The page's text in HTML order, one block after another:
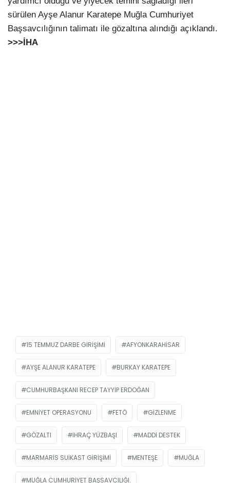
sürülen Ayşe Alanur Karatepe Muğla Cumhuriyet
Başsavcılığının talimatı ile gözaltına alındığı açıklandı.
>>>İHA
15 TEMMUZ DARBE GIRIŞIMI AFYONKARAHISAR
AYŞE ALANUR KARATEPE BURKAY KARATEPE
CUMHURBAŞKANI RECEP TAYYIP ERDOĞAN
EMNIYET OPERASYONU FETÖ GIZLENME
GÖZALTI IHRAÇ YÜZBAŞI MADDI DESTEK
MARMARIS SUIKAST GIRIŞIMI MENTEŞE MUĞLA
MUĞLA CUMHURIYET BAŞSAVCILIĞI.